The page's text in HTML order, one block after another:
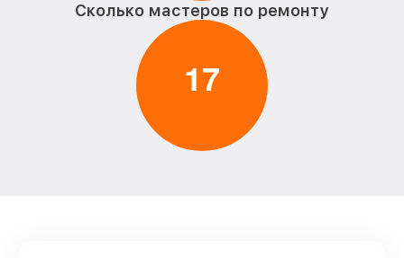
Сколько мастеров по ремонту
17